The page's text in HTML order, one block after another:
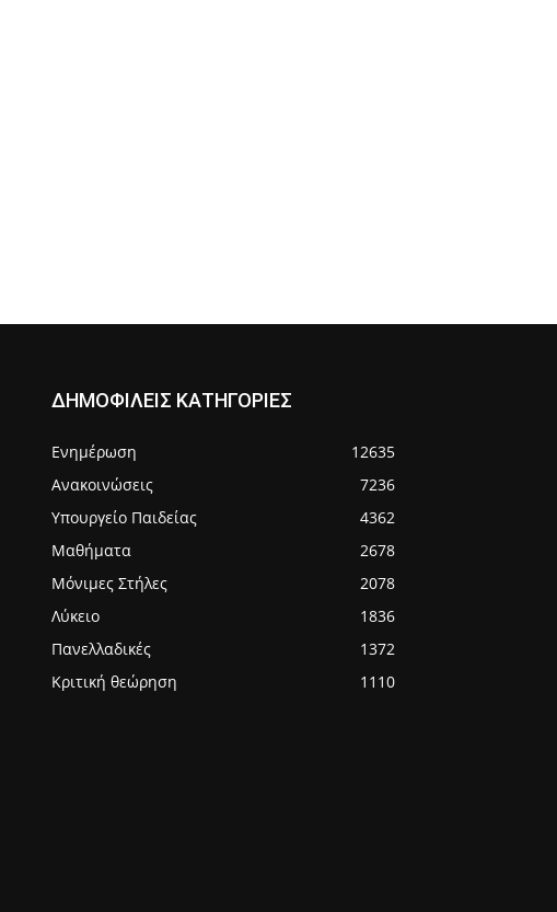
ΔΗΜΟΦΙΛΕΙΣ ΚΑΤΗΓΟΡΙΕΣ
Ενημέρωση
12635
Ανακοινώσεις
7236
Υπουργείο Παιδείας
4362
Μαθήματα
2678
Μόνιμες Στήλες
2078
Λύκειο
1836
Πανελλαδικές
1372
Κριτική θεώρηση
1110